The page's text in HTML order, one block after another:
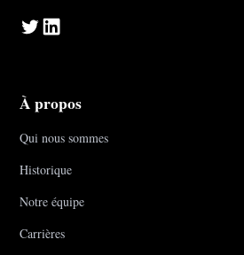
À propos
Qui nous sommes
Historique
Notre équipe
Carrières